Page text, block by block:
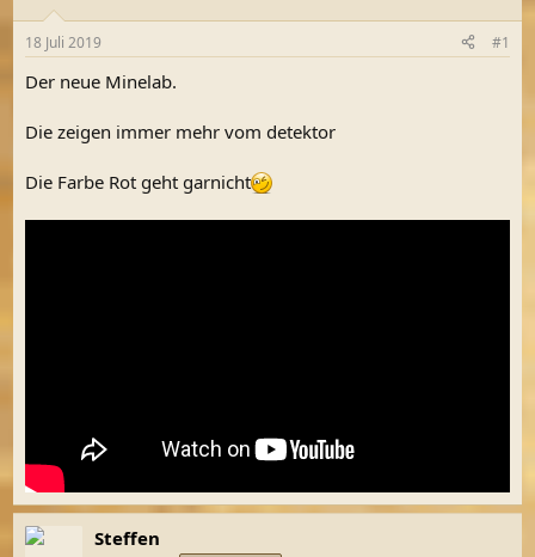
l
e
r
t
18 Juli 2019 #1
Der neue Minelab.
Die zeigen immer mehr vom detektor
Die Farbe Rot geht garnicht
Steffen